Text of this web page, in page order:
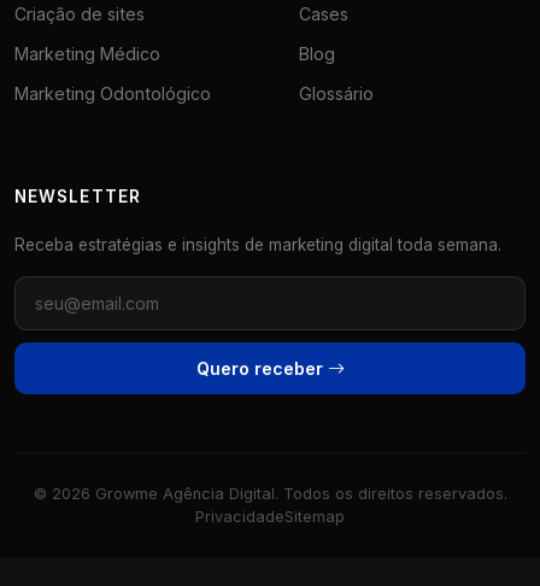
Criação de sites
Marketing Médico
Marketing Odontológico
Cases
Blog
Glossário
NEWSLETTER
Receba estratégias e insights de marketing digital toda semana.
Quero receber
© 2026 Growme Agência Digital. Todos os direitos reservados.
PrivacidadeSitemap